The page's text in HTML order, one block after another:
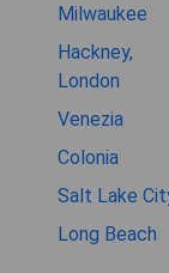
Milwaukee
Hackney,
London
Venezia
Colonia
Salt Lake
Long Beach